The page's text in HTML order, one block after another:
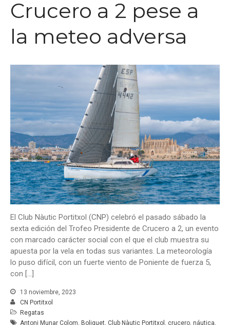
Crucero a 2 pese a
la meteo adversa
El Club Nàutic Portitxol (CNP) celebró el pasado sábado la
sexta edición del Trofeo Presidente de Crucero a 2, un evento
con marcado carácter social con el que el club muestra su
apuesta por la vela en todas sus variantes. La meteorología
lo puso difícil, con un fuerte viento de Poniente de fuerza 5,
con […]
13 noviembre, 2023
CN Portitxol
Regatas
Antoni Munar Colom Boliquet Club Nàutic Portitxol crucero náutica